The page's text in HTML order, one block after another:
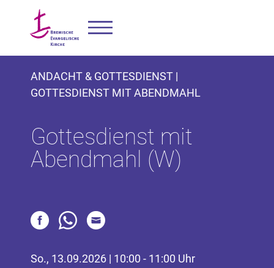
ANDACHT & GOTTESDIENST |
GOTTESDIENST MIT ABENDMAHL
Gottesdienst mit
Abendmahl (W)
So., 13.09.2026 | 10:00 - 11:00 Uhr